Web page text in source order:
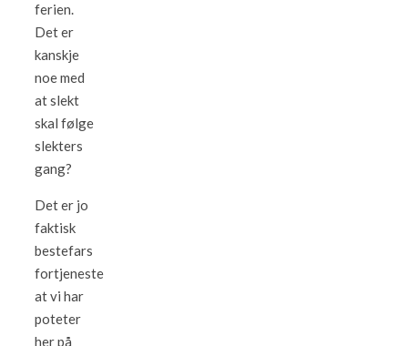
ferien.
Det er
kanskje
noe med
at slekt
skal følge
slekters
gang?
Det er jo
faktisk
bestefars
fortjeneste
at vi har
poteter
her på